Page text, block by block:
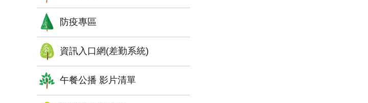
防疫專區
資訊入口網(差勤系統)
午餐公播 影片清單